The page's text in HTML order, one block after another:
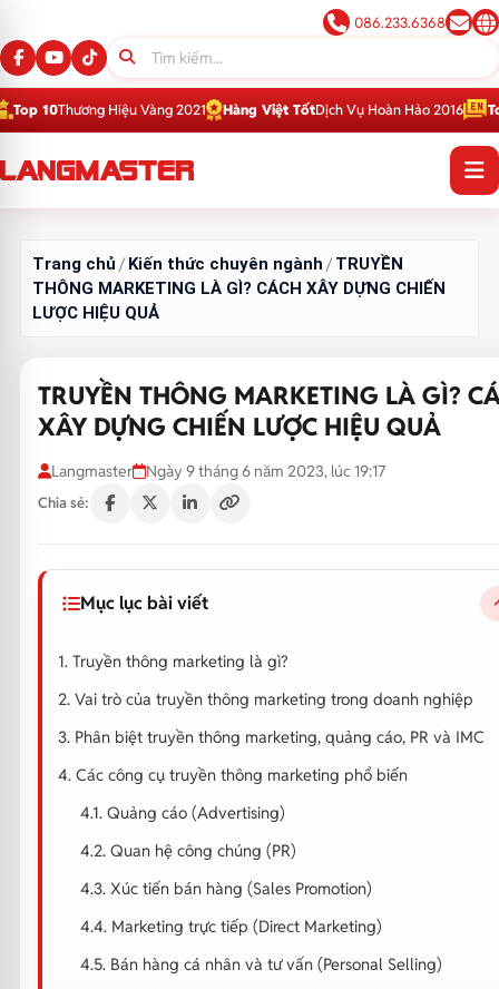
086.233.6368
Hiệu Vàng 2021 Hàng Việt TốtDịch Vụ Hoàn Hảo 2016 Top 1Thương
Trang chủ /Kiến thức chuyên ngành /TRUYỀN
THÔNG MARKETING LÀ GÌ? CÁCH XÂY DỰNG CHIẾN
LƯỢC HIỆU QUẢ
TRUYỀN THÔNG MARKETING LÀ GÌ?
XÂY DỰNG CHIẾN LƯỢC HIỆU QUẢ
Langmaster Ngày 9 tháng 6 năm 2023, lúc 19:17
Chia sẻ:
Mục lục bài viết
1. Truyền thông marketing là gì?
2. Vai trò của truyền thông marketing trong doanh nghiệp
3. Phân biệt truyền thông marketing, quảng cáo, PR và IMC
4. Các công cụ truyền thông marketing phổ biến
4.1. Quảng cáo (Advertising)
4.2. Quan hệ công chúng (PR)
4.3. Xúc tiến bán hàng (Sales Promotion)
4.4. Marketing trực tiếp (Direct Marketing)
4.5. Bán hàng cá nhân và tư vấn (Personal Selling)